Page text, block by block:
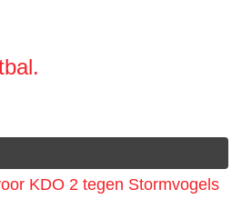
KDO 2 tegen Stormvogels